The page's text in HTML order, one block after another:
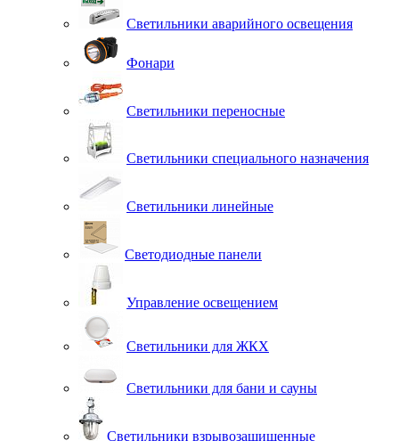
Светильники аварийного освещения
Фонари
Светильники переносные
Светильники специального назначения
Светильники линейные
Светодиодные панели
Управление освещением
Светильники для ЖКХ
Светильники для бани и сауны
Светильники взрывозащищенные